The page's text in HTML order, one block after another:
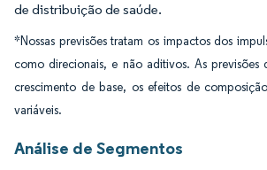
de distribuição de saúde.
*Nossas previsões tratam os impactos dos
como direcionais, e não aditivos. As
crescimento de base, os efeitos de
variáveis.
Análise de Segmentos